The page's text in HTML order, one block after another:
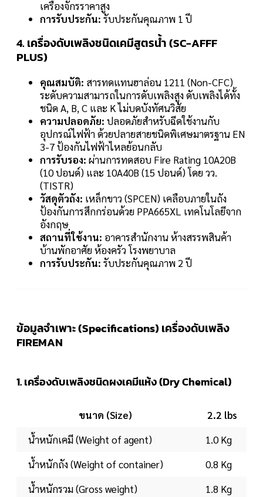
เครื่องจักรราคาสูง
การรับประกัน: รับประกันคุณภาพ 1 ปี
4. เครื่องดับเพลิงชนิดเคมีสูตรน้ำ (SC-AFFF
PLUS)
คุณสมบัติ: สารทดแทนฮาล่อน 1211 (Non-CFC)
ระดับความสามารถในการดับเพลิงสูง ดับเพลิงได้ทั้ง
ชนิด A, B, C และ K ไม่บดบังทัศนวิสัย
ความปลอดภัย: ปลอดภัยสำหรับฉีดใช้งานกับ
อุปกรณ์ไฟฟ้า ด้วยปลายสายชนิดพิเศษมาตรฐาน EN
3-7 ป้องกันไฟฟ้าไหลย้อนกลับ
การรับรอง: ผ่านการทดสอบ Fire Rating 10A20B
(10 ปอนด์) และ 10A40B (15 ปอนด์) โดย วว.
(TISTR)
วัสดุตัวถัง: เหล็กขาว (SPCEN) เคลือบภายในถัง
ป้องกันการสึกกร่อนด้วย PPA665XL เทคโนโลยีจาก
อังกฤษ
สถานที่ใช้งาน: อาคารสำนักงาน ห้างสรรพสินค้า
บ้านพักอาศัย ห้องครัว โรงพยาบาล
การรับประกัน: รับประกันคุณภาพ 2 ปี
ข้อมูลจำเพาะ (Specifications) เครื่องดับเพลิง
FIREMAN
1. เครื่องดับเพลิงชนิดผงเคมีแห้ง (Dry Chemical)
ขนาด (Size)
2.2 lbs
น้ำหนักเคมี (Weight of agent)
1.0 Kg
น้ำหนักถัง (Weight of container)
0.8 Kg
น้ำหนักรวม (Gross weight)
1.8 Kg